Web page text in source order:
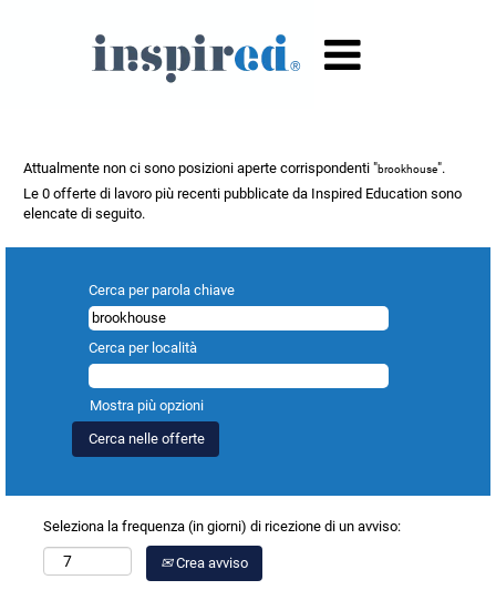
Attualmente non ci sono posizioni aperte corrispondenti "brookhouse".
Le 0 offerte di lavoro più recenti pubblicate da Inspired Education sono
elencate di seguito.
Cerca per parola chiave
Cerca per località
Mostra più opzioni
Seleziona la frequenza (in giorni) di ricezione di un avviso:
Crea avviso